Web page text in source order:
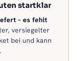
startklar
– es fehlt
versiegelter
bei und kann